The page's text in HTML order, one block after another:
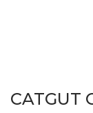
CATGUT